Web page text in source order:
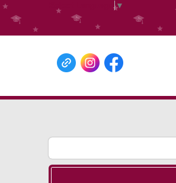
Select Language▼